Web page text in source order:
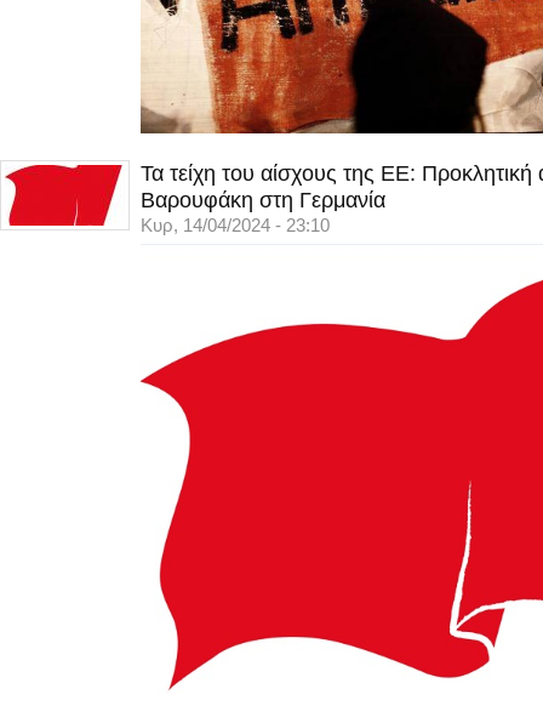
Τα τείχη του αίσχους της ΕΕ:
Βαρουφάκη στη Γερμανία
Κυρ, 14/04/2024 - 23:10